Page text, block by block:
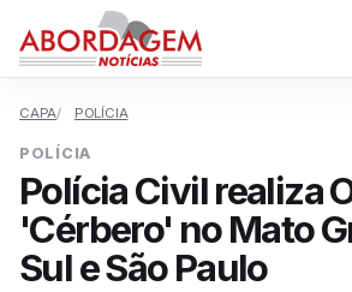
CAPA POLÍCIA
POLÍCIA
Polícia Civil realiza
'Cérbero' no Mato
Sul e São Paulo